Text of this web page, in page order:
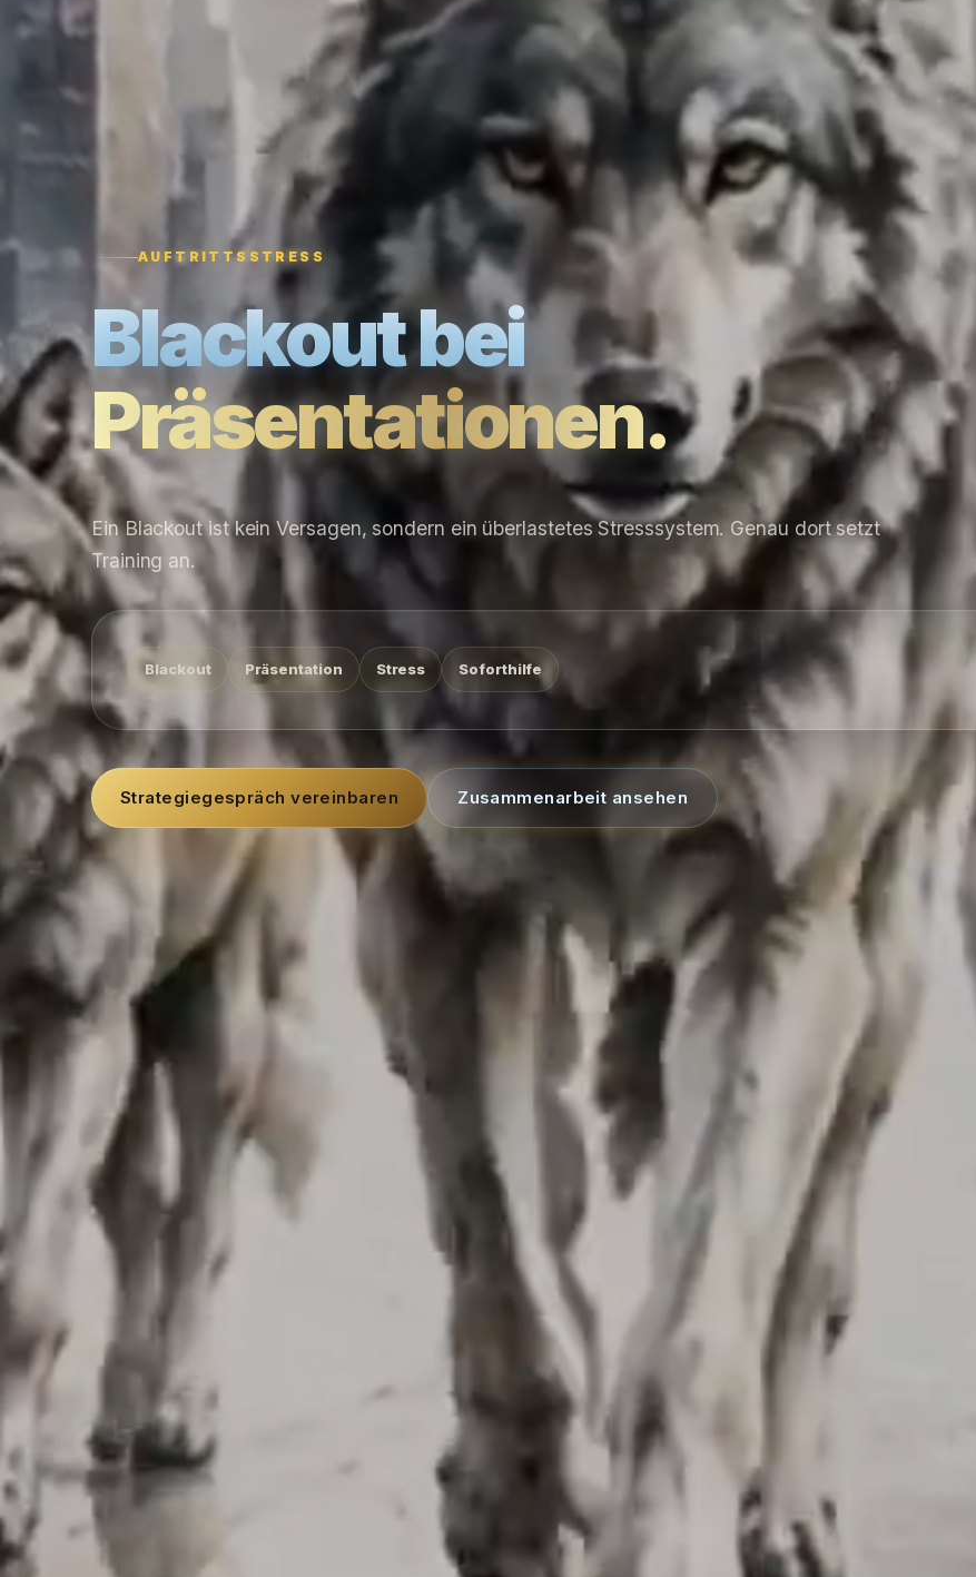
AUFTRITTSSTRESS
Blackout bei
Präsentationen.
Ein Blackout ist kein Versagen, sondern ein überlastetes Stresssystem. Genau dort setzt
Training an.
Blackout Präsentation Stress Soforthilfe
Strategiegespräch vereinbaren Zusammenarbeit ansehen